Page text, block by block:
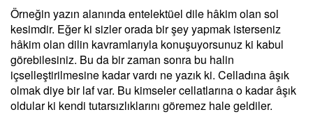
Örneğin yazın alanında entelektüel dile hâkim olan sol
kesimdir. Eğer ki sizler orada bir şey yapmak isterseniz
hâkim olan dilin kavramlarıyla konuşuyorsunuz ki kabul
görebilesiniz. Bu da bir zaman sonra bu halin
içselleştirilmesine kadar vardı ne yazık ki. Celladına âşık
olmak diye bir laf var. Bu kimseler cellatlarına o kadar âşık
oldular ki kendi tutarsızlıklarını göremez hale geldiler.